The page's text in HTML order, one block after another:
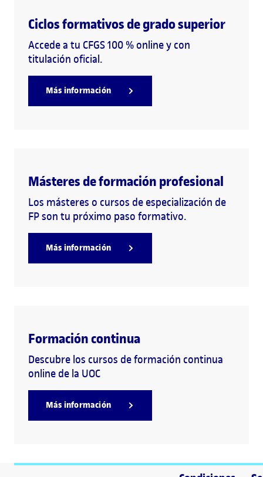
Ciclos formativos de grado superior
Accede a tu CFGS 100 % online y con
titulación oficial.
Más información
Másteres de formación profesional
Los másteres o cursos de especialización de
FP son tu próximo paso formativo.
Más información
Formación continua
Descubre los cursos de formación continua
online de la UOC
Más información